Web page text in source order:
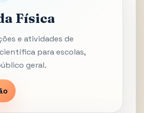
Física
e atividades de
para escolas,
geral.